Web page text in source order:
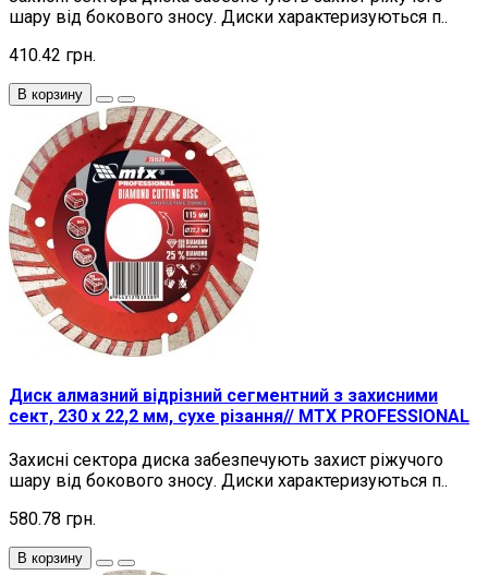
шару від бокового зносу. Диски характеризуються п..
410.42 грн.
В корзину
Диск алмазний відрізний сегментний з захисними
сект, 230 х 22,2 мм, сухе різання// MTX PROFESSIONAL
Захисні сектора диска забезпечують захист ріжучого
шару від бокового зносу. Диски характеризуються п..
580.78 грн.
В корзину